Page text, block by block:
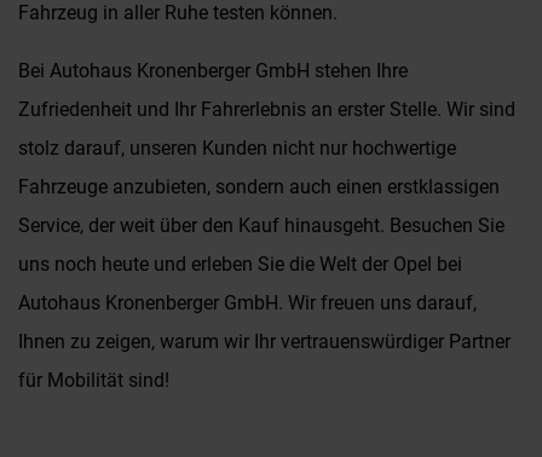
Fahrzeug in aller Ruhe testen können.
Bei Autohaus Kronenberger GmbH stehen Ihre
Zufriedenheit und Ihr Fahrerlebnis an erster Stelle. Wir sind
stolz darauf, unseren Kunden nicht nur hochwertige
Fahrzeuge anzubieten, sondern auch einen erstklassigen
Service, der weit über den Kauf hinausgeht. Besuchen Sie
uns noch heute und erleben Sie die Welt der Opel bei
Autohaus Kronenberger GmbH. Wir freuen uns darauf,
Ihnen zu zeigen, warum wir Ihr vertrauenswürdiger Partner
für Mobilität sind!